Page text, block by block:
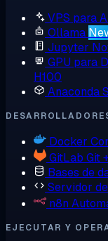
VPS para
Ollama
Jupyter
GPU para
H100
Anaconda
Docker
GitLab Git
Bases de
Servidor
n8n
EJECUTAR Y